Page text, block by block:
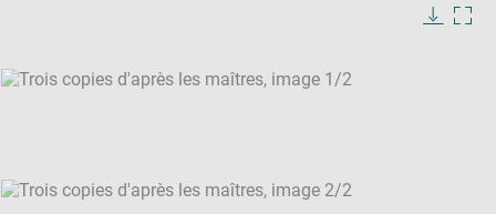
SKIP IMAGE CAROUSEL